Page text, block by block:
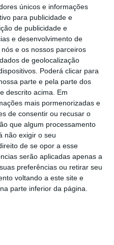
únicos e informações
para publicidade e
de publicidade e
e desenvolvimento de
e os nossos parceiros
de geolocalização
Poderá clicar para
parte e pela parte dos
descrito acima. Em
mais pormenorizadas e
de consentir ou recusar o
que algum processamento
não exigir o seu
de se opor a esse
serão aplicadas apenas a
preferências ou retirar seu
voltando a este site e
parte inferior da página.
que “a taxa
Portugal 2020,
disso”, o que
de 12%
de 2017”.
contratar para o
comprometidos,
integralmente, a
média
programas com maior